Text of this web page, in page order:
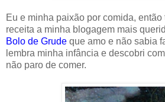
Eu e minha paixão por comida,
receita a minha blogagem mais
Bolo de Grude que amo e não sabia
lembra minha infância e descobri
não paro de comer.